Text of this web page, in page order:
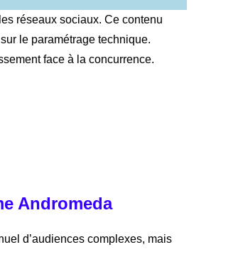
réseaux sociaux. Ce contenu
le paramétrage technique.
face à la concurrence.
Andromeda
d’audiences complexes, mais